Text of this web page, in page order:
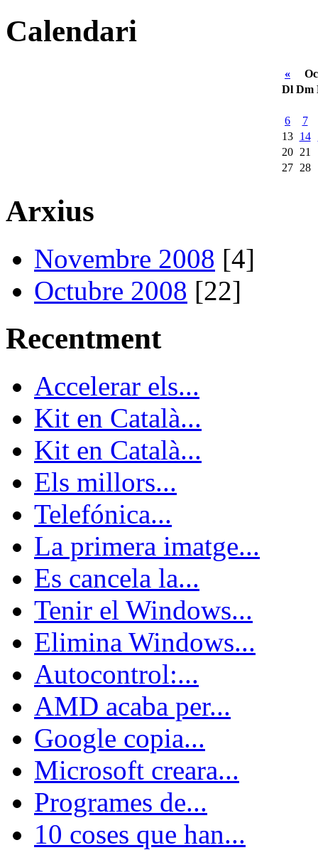
Calendari
«
Dl Dm
6
7
13 14
20 21
27 28
Arxius
Novembre 2008 [4]
Octubre 2008 [22]
Recentment
Accelerar els...
Kit en Català...
Kit en Català...
Els millors...
Telefónica...
La primera imatge...
Es cancela la...
Tenir el Windows...
Elimina Windows...
Autocontrol:...
AMD acaba per...
Google copia...
Microsoft creara...
Programes de...
10 coses que han...